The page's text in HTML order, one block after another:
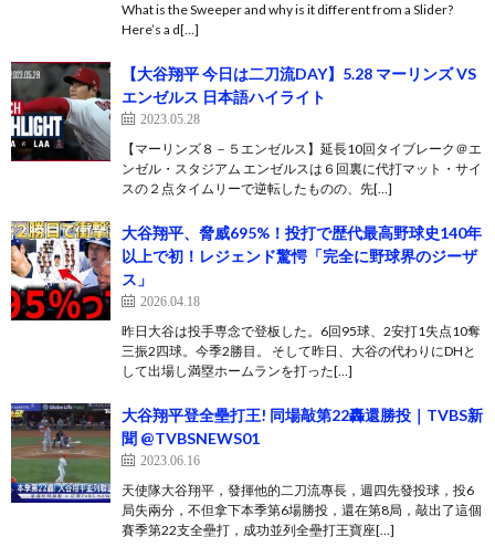
What is the Sweeper and why is it different from a Slider?
Here’s a d[…]
【大谷翔平 今日は二刀流DAY】5.28 マーリンズ VS
エンゼルス 日本語ハイライト
2023.05.28
【マーリンズ８－５エンゼルス】延長10回タイブレーク＠エ
ンゼル・スタジアム エンゼルスは６回裏に代打マット・サイ
スの２点タイムリーで逆転したものの、先[…]
大谷翔平、脅威695%！投打で歴代最高野球史140年
以上で初！レジェンド驚愕「完全に野球界のジーザ
ス」
2026.04.18
昨日大谷は投手専念で登板した。6回95球、2安打1失点10奪
三振2四球。今季2勝目。 そして昨日、大谷の代わりにDHと
して出場し満塁ホームランを打った[…]
大谷翔平登全壘打王! 同場敲第22轟還勝投｜TVBS新
聞 @TVBSNEWS01
2023.06.16
天使隊大谷翔平，發揮他的二刀流專長，週四先發投球，投6
局失兩分，不但拿下本季第6場勝投，還在第8局，敲出了這個
賽季第22支全壘打，成功並列全壘打王寶座[…]